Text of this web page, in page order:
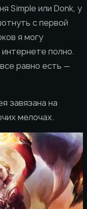
Simple или Donk, у
с первой
я могу
полно.
равно есть —
завязана на
мелочах.